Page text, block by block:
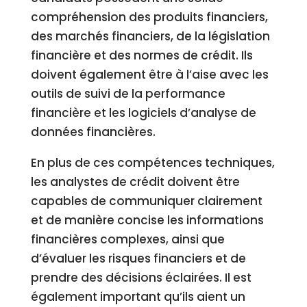
compréhension des produits financiers,
des marchés financiers, de la législation
financière et des normes de crédit. Ils
doivent également être à l’aise avec les
outils de suivi de la performance
financière et les logiciels d’analyse de
données financières.
En plus de ces compétences techniques,
les analystes de crédit doivent être
capables de communiquer clairement
et de manière concise les informations
financières complexes, ainsi que
d’évaluer les risques financiers et de
prendre des décisions éclairées. Il est
également important qu’ils aient un